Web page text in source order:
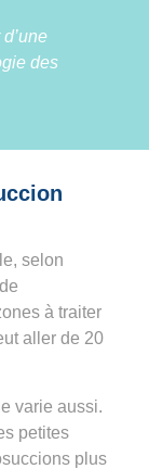
des
selon
à traiter
aller de 20
varie aussi.
petites
plus